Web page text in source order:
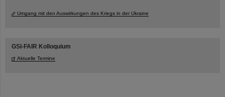
Umgang mit den Auswirkungen des Kriegs in der Ukraine
GSI-FAIR Kolloquium
Aktuelle Termine